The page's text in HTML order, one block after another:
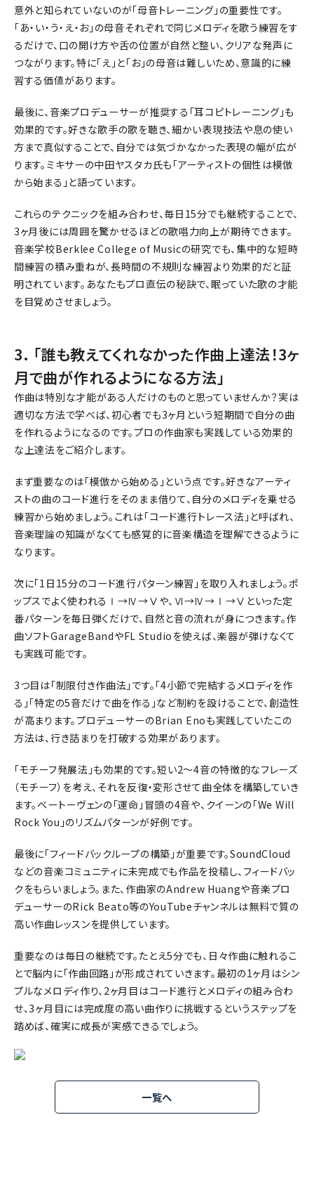
意外と知られていないのが「母音トレーニング」の重要性です。
「あ・い・う・え・お」の母音それぞれで同じメロディを歌う練習をす
るだけで、口の開け方や舌の位置が自然と整い、クリアな発声に
つながります。特に「え」と「お」の母音は難しいため、意識的に練
習する価値があります。
最後に、音楽プロデューサーが推奨する「耳コピトレーニング」も
効果的です。好きな歌手の歌を聴き、細かい表現技法や息の使い
方まで真似することで、自分では気づかなかった表現の幅が広が
ります。ミキサーの中田ヤスタカ氏も「アーティストの個性は模倣
から始まる」と語っています。
これらのテクニックを組み合わせ、毎日15分でも継続することで、
3ヶ月後には周囲を驚かせるほどの歌唱力向上が期待できます。
音楽学校Berklee College of Musicの研究でも、集中的な短時
間練習の積み重ねが、長時間の不規則な練習より効果的だと証
明されています。あなたもプロ直伝の秘訣で、眠っていた歌の才能
を目覚めさせましょう。
3. 「誰も教えてくれなかった作曲上達法！3ヶ
月で曲が作れるようになる方法」
作曲は特別な才能がある人だけのものと思っていませんか？実は
適切な方法で学べば、初心者でも3ヶ月という短期間で自分の曲
を作れるようになるのです。プロの作曲家も実践している効果的
な上達法をご紹介します。
まず重要なのは「模倣から始める」という点です。好きなアーティ
ストの曲のコード進行をそのまま借りて、自分のメロディを乗せる
練習から始めましょう。これは「コード進行トレース法」と呼ばれ、
音楽理論の知識がなくても感覚的に音楽構造を理解できるように
なります。
次に「1日15分のコード進行パターン練習」を取り入れましょう。ポ
ップスでよく使われるⅠ→Ⅳ→Ⅴや、Ⅵ→Ⅳ→Ⅰ→Ⅴといった定
番パターンを毎日弾くだけで、自然と音の流れが身につきます。作
曲ソフトGarageBandやFL Studioを使えば、楽器が弾けなくて
も実践可能です。
3つ目は「制限付き作曲法」です。「4小節で完結するメロディを作
る」「特定の5音だけで曲を作る」など制約を設けることで、創造性
が高まります。プロデューサーのBrian Enoも実践していたこの
方法は、行き詰まりを打破する効果があります。
「モチーフ発展法」も効果的です。短い2〜4音の特徴的なフレーズ
（モチーフ）を考え、それを反復・変形させて曲全体を構築していき
ます。ベートーヴェンの「運命」冒頭の4音や、クイーンの「We Will
Rock You」のリズムパターンが好例です。
最後に「フィードバックループの構築」が重要です。SoundCloud
などの音楽コミュニティに未完成でも作品を投稿し、フィードバッ
クをもらいましょう。また、作曲家のAndrew Huangや音楽プロ
デューサーのRick Beato等のYouTubeチャンネルは無料で質の
高い作曲レッスンを提供しています。
重要なのは毎日の継続です。たとえ5分でも、日々作曲に触れるこ
とで脳内に「作曲回路」が形成されていきます。最初の1ヶ月はシン
プルなメロディ作り、2ヶ月目はコード進行とメロディの組み合わ
せ、3ヶ月目には完成度の高い曲作りに挑戦するというステップを
踏めば、確実に成長が実感できるでしょう。
一覧へ